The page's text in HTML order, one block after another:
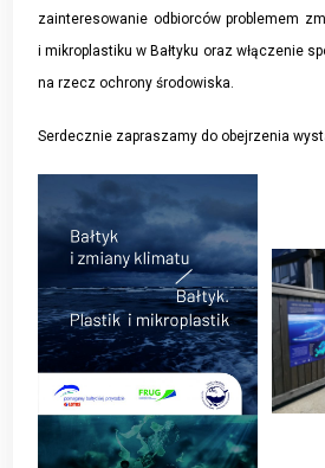
zainteresowanie odbiorców problemem
i mikroplastiku w Bałtyku oraz włączenie
na rzecz ochrony środowiska.
Serdecznie zapraszamy do obejrzenia